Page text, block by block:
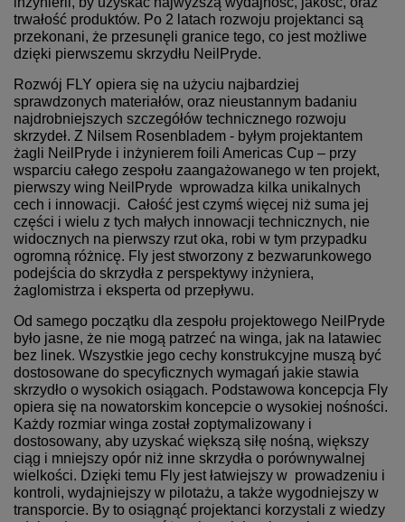
trwałość produktów. Po 2 latach rozwoju projektanci są
przekonani, że przesunęli granice tego, co jest możliwe
dzięki pierwszemu skrzydłu NeilPryde.
Rozwój FLY opiera się na użyciu najbardziej
sprawdzonych materiałów, oraz nieustannym badaniu
najdrobniejszych szczegółów technicznego rozwoju
skrzydeł. Z Nilsem Rosenbladem - byłym projektantem
żagli NeilPryde i inżynierem foili Americas Cup – przy
wsparciu całego zespołu zaangażowanego w ten projekt,
pierwszy wing NeilPryde wprowadza kilka unikalnych
cech i innowacji. Całość jest czymś więcej niż suma jej
części i wielu z tych małych innowacji technicznych, nie
widocznych na pierwszy rzut oka, robi w tym przypadku
ogromną różnicę. Fly jest stworzony z bezwarunkowego
podejścia do skrzydła z perspektywy inżyniera,
żaglomistrza i eksperta od przepływu.
Od samego początku dla zespołu projektowego NeilPryde
było jasne, że nie mogą patrzeć na winga, jak na latawiec
bez linek. Wszystkie jego cechy konstrukcyjne muszą być
dostosowane do specyficznych wymagań jakie stawia
skrzydło o wysokich osiągach. Podstawowa koncepcja Fly
opiera się na nowatorskim koncepcie o wysokiej nośności.
Każdy rozmiar winga został zoptymalizowany i
dostosowany, aby uzyskać większą siłę nośną, większy
ciąg i mniejszy opór niż inne skrzydła o porównywalnej
wielkości. Dzięki temu Fly jest łatwiejszy w prowadzeniu i
kontroli, wydajniejszy w pilotażu, a także wygodniejszy w
transporcie. By to osiągnąć projektanci korzystali z wiedzy